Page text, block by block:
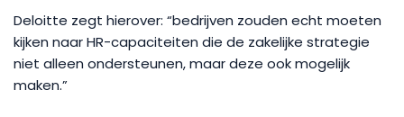
Deloitte zegt hierover: “bedrijven zouden echt moeten
kijken naar HR-capaciteiten die de zakelijke strategie
niet alleen ondersteunen, maar deze ook mogelijk
maken.”